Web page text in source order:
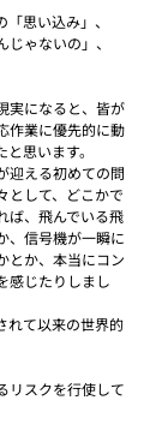
思い込み」、
じゃないの」、
実になると、皆が
作業に優先的に動
思います。
迎える初めての問
として、どこかで
ば、飛んでいる飛
、信号機が一瞬に
とか、本当にコン
感じたりしまし
れて以来の世界的
リスクを行使して